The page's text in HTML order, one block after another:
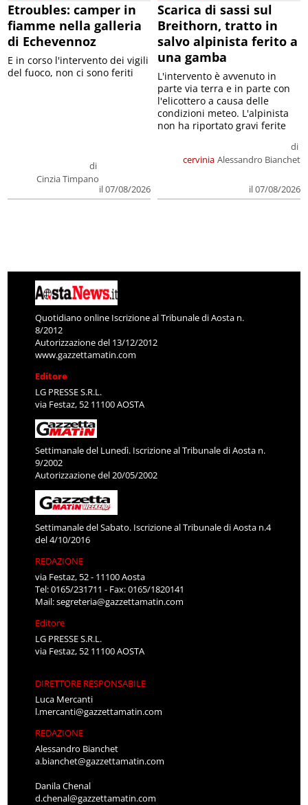
Etroubles: camper in
fiamme nella galleria
di Echevennoz
di
Cinzia Timpano
il 07/08/2026
E in corso l'intervento dei vigili
del fuoco, non ci sono feriti
Scarica di sassi sul
Breithorn, tratto in
salvo alpinista ferito a
una gamba
cervinia
di
Alessandro Bianchet
il 07/08/2026
L'intervento è avvenuto in
parte via terra e in parte con
l'elicottero a causa delle
condizioni meteo. L'alpinista
non ha riportato gravi ferite
Quotidiano online Iscrizione al Tribunale di Aosta n.
8/2012
Autorizzazione del 13/12/2012
www.gazzettamatin.com
Editore
LG PRESSE S.R.L.
via Festaz, 52 11100 AOSTA
Settimanale del Lunedì. Iscrizione al Tribunale di Aosta n.
9/2002
Autorizzazione del 20/05/2002
Settimanale del Sabato. Iscrizione al Tribunale di Aosta n.4
del 4/10/2016
REDAZIONE
via Festaz, 52 - 11100 Aosta
Tel: 0165/231711 - Fax: 0165/1820141
Mail:segreteria@gazzettamatin.com
Editore
LG PRESSE S.R.L.
via Festaz, 52 11100 AOSTA
DIRETTORE RESPONSABILE
Luca Mercanti
l.mercanti@gazzettamatin.com
REDAZIONE
Alessandro Bianchet
a.bianchet@gazzettamatin.com
Danila Chenal
d.chenal@gazzettamatin.com